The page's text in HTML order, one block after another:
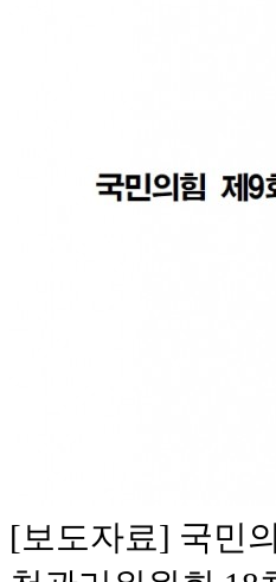
[보도자료] 국민